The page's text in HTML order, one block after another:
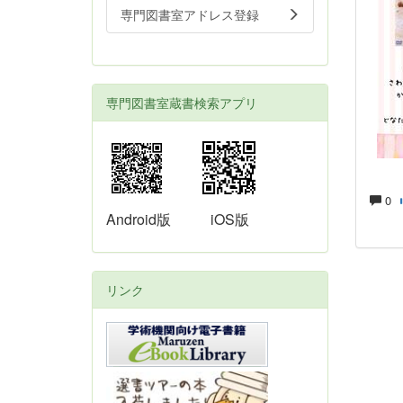
0
専門図書室アドレス登録
専門図書室蔵書検索アプリ
Android版 iOS版
リンク